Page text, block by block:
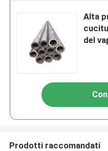
Alta
del
Prodotti raccomandati